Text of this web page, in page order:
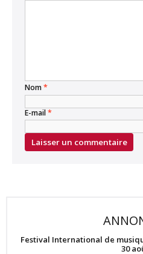
Nom*
E-mail*
Festival International de
30